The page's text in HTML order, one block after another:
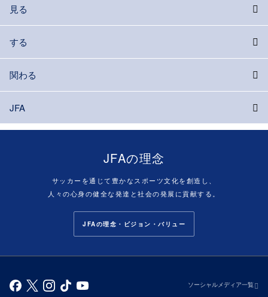
見る
する
関わる
JFA
JFAの理念
サッカーを通じて豊かなスポーツ文化を創造し、
人々の心身の健全な発達と社会の発展に貢献する。
JFAの理念・ビジョン・バリュー
ソーシャルメディア一覧